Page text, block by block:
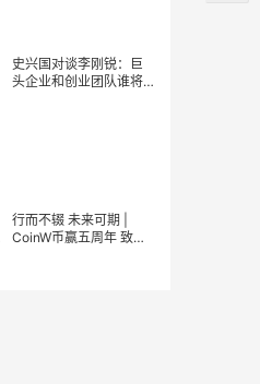
史兴国对谈李刚锐：巨
头企业和创业团队谁将
行而不辍 未来可期 |
CoinW币赢五周年 致行